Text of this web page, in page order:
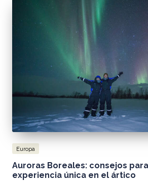
Publicada
Europa
Auroras Boreales: consejos
experiencia única en el ártico